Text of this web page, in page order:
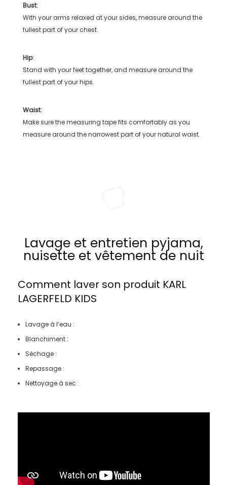
Bust:
With your arms relaxed at your sides, measure around the
fullest part of your chest.
Hip:
Stand with your feet together, and measure around the
fullest part of your hips.
Waist:
Make sure the measuring tape fits comfortably as you
measure around the narrowest part of your natural waist.
Lavage et entretien pyjama,
nuisette et vêtement de nuit
Comment laver son produit KARL
LAGERFELD KIDS
Lavage à l’eau :
Blanchiment :
Séchage :
Repassage :
Nettoyage à sec :